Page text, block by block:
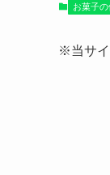
お菓子
※当サイ